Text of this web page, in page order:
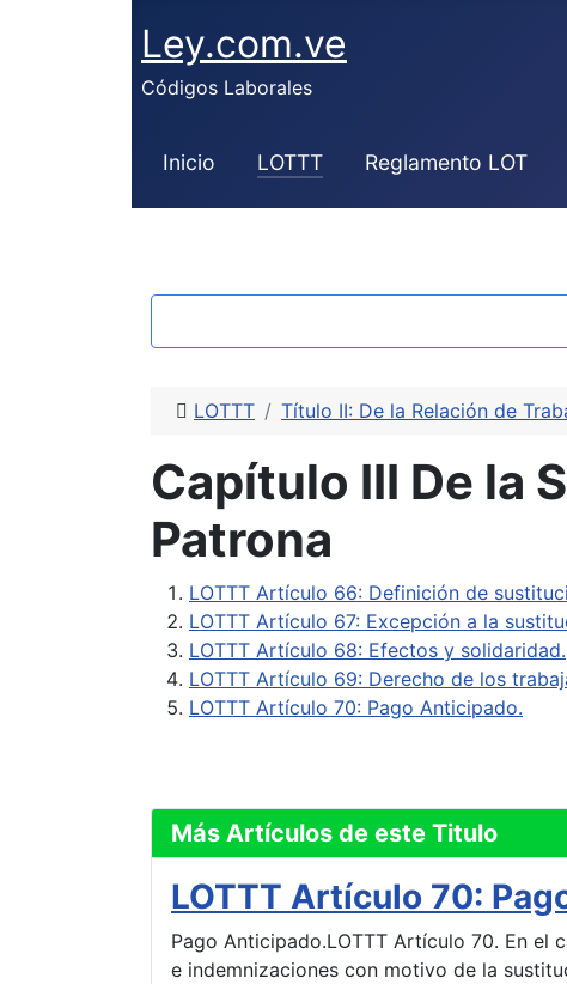
Ley.com.ve
Códigos Laborales
Inicio LOTTT Reglamento LOT
LOTTT Título II: De la Relación de
Capítulo III De la
Patrona
LOTTT Artículo 66: Definición de
LOTTT Artículo 67: Excepción a la
LOTTT Artículo 68: Efectos y solidaridad.
LOTTT Artículo 69: Derecho de los
LOTTT Artículo 70: Pago Anticipado.
Más Artículos de este Titulo
LOTTT Artículo 70:
Pago Anticipado.LOTTT Artículo 70. En el
e indemnizaciones con motivo de la